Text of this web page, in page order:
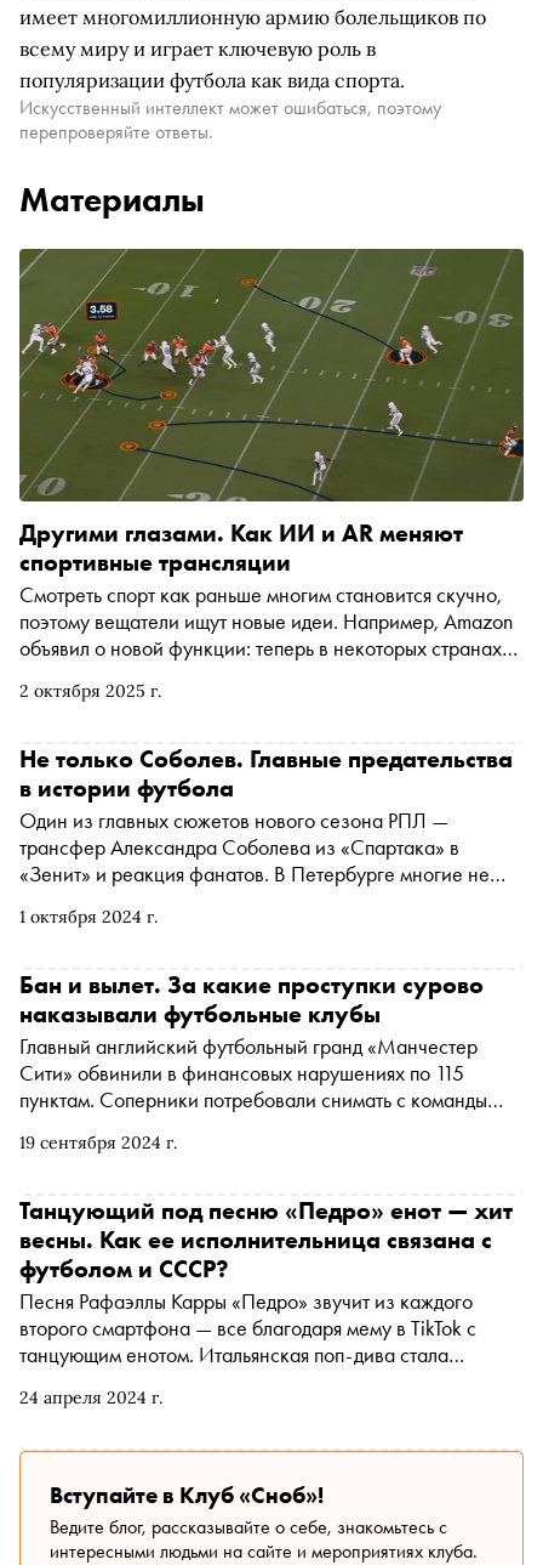
имеет многомиллионную армию болельщиков по
всему миру и играет ключевую роль в
популяризации футбола как вида спорта.
Искусственный интеллект может ошибаться, поэтому
перепроверяйте ответы.
Материалы
2 октября 2025 г.
Другими глазами. Как ИИ и AR меняют
спортивные трансляции
Смотреть спорт как раньше многим становится скучно,
поэтому вещатели ищут новые идеи. Например, Amazon
объявил о новой функции: теперь в некоторых странах
интерактивно — с интерфейсом на экране как в
других технологиях, которые вскоре сильно изменят
привычные спортивные трансляции
1 октября 2024 г.
Не только Соболев. Главные предательства
в истории футбола
Один из главных сюжетов нового сезона РПЛ —
трансфер Александра Соболева из «Спартака» в
«Зенит» и реакция фанатов. В Петербурге многие не
поклонники московского клуба бросают ему вслед
очень много. «Сноб» вспоминает самые резонансные
19 сентября 2024 г.
Бан и вылет. За какие проступки сурово
наказывали футбольные клубы
Главный английский футбольный гранд «Манчестер
Сити» обвинили в финансовых нарушениях по 115
пунктам. Соперники потребовали снимать с команды
может утратить лидерство или даже опуститься в
когда клуб вопреки игре и результатам вылетал или
получал дисквалификацию
24 апреля 2024 г.
Танцующий под песню «Педро» енот — хит
весны. Как ее исполнительница связана с
футболом и СССР?
Песня Рафаэллы Карры «Педро» звучит из каждого
второго смартфона — все благодаря мему в TikTok с
танцующим енотом. Итальянская поп-дива стала
настолько, что после смерти ее память почтил УЕФА.
невероятной жизни
Вступайте в Клуб «Сноб»!
Ведите блог, рассказывайте о себе, знакомьтесь с
интересными людьми на сайте и мероприятиях клуба.